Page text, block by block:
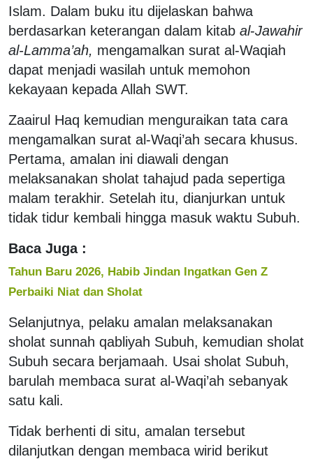
Islam. Dalam buku itu dijelaskan bahwa
berdasarkan keterangan dalam kitab al-Jawahir
al-Lamma’ah, mengamalkan surat al-Waqiah
dapat menjadi wasilah untuk memohon
kekayaan kepada Allah SWT.
Zaairul Haq kemudian menguraikan tata cara
mengamalkan surat al-Waqi’ah secara khusus.
Pertama, amalan ini diawali dengan
melaksanakan sholat tahajud pada sepertiga
malam terakhir. Setelah itu, dianjurkan untuk
tidak tidur kembali hingga masuk waktu Subuh.
Baca Juga :
Tahun Baru 2026, Habib Jindan Ingatkan Gen Z
Perbaiki Niat dan Sholat
Selanjutnya, pelaku amalan melaksanakan
sholat sunnah qabliyah Subuh, kemudian sholat
Subuh secara berjamaah. Usai sholat Subuh,
barulah membaca surat al-Waqi’ah sebanyak
satu kali.
Tidak berhenti di situ, amalan tersebut
dilanjutkan dengan membaca wirid berikut